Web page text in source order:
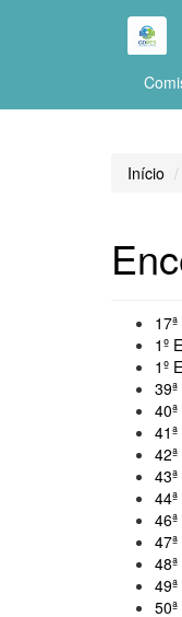
Início
1º
1º